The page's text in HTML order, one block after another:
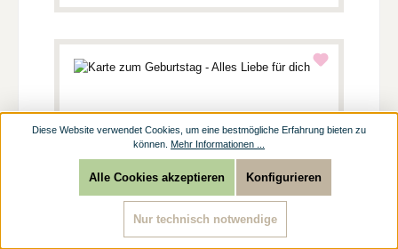
Diese Website verwendet Cookies, um eine bestmögliche Erfahrung bieten zu
können. Mehr Informationen ...
Nur technisch notwendige
Konfigurieren
Alle Cookies akzeptieren